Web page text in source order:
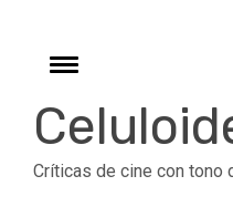
contentToggle
Críticas de cine con tono